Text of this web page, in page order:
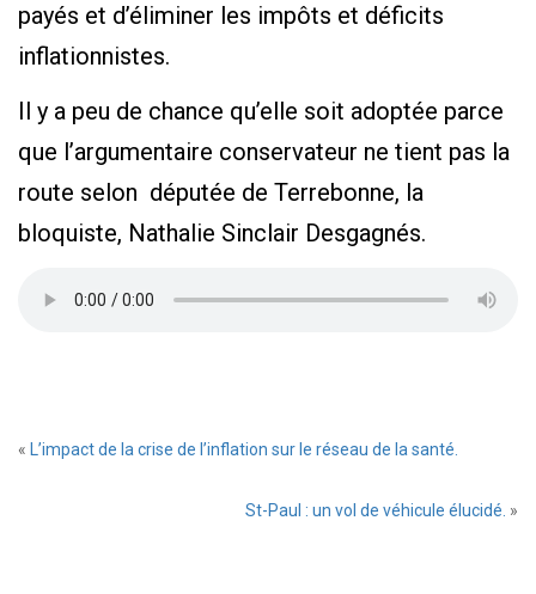
payés et d’éliminer les impôts et déficits
inflationnistes.
Il y a peu de chance qu’elle soit adoptée parce
que l’argumentaire conservateur ne tient pas la
route selon députée de Terrebonne, la
bloquiste, Nathalie Sinclair Desgagnés.
« L’impact de la crise de l’inflation sur le réseau de la santé.
St-Paul : un vol de véhicule élucidé. »